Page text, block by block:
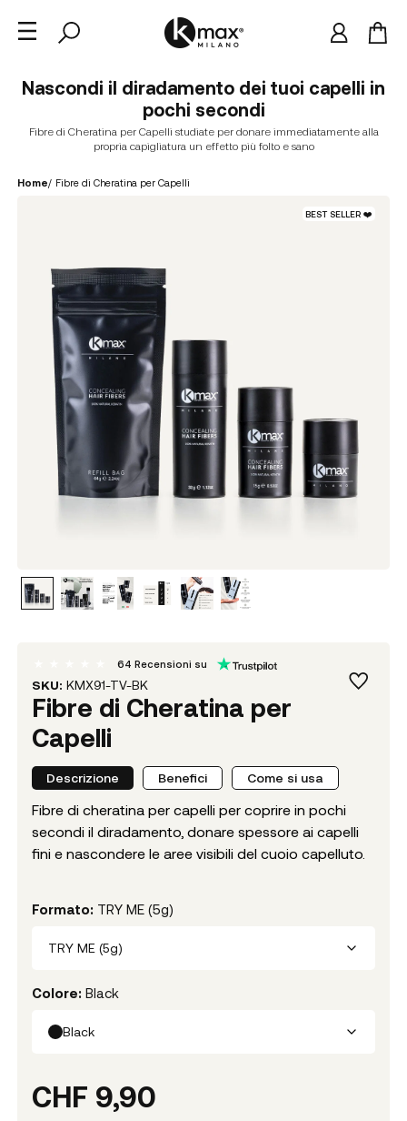
Nascondi il diradamento dei tuoi capelli in
pochi secondi
Fibre di Cheratina per Capelli studiate per donare immediatamente alla
propria capigliatura un effetto più folto e sano
Home/ Fibre di Cheratina per Capelli
BEST SELLER ❤️
SKU: KMX91-TV-BK
Fibre di Cheratina per
Capelli
64 Recensioni su
Descrizione Benefici Come si usa
Fibre di cheratina per capelli per coprire in pochi
secondi il diradamento, donare spessore ai capelli
fini e nascondere le aree visibili del cuoio capelluto.
Formato: TRY ME (5g)
TRY ME (5g)
Colore: Black
Black
CHF 9,90